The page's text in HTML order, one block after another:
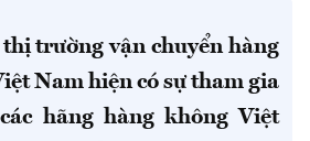
trường vận chuyển hàng
Nam hiện có sự tham gia
hãng hàng không Việt